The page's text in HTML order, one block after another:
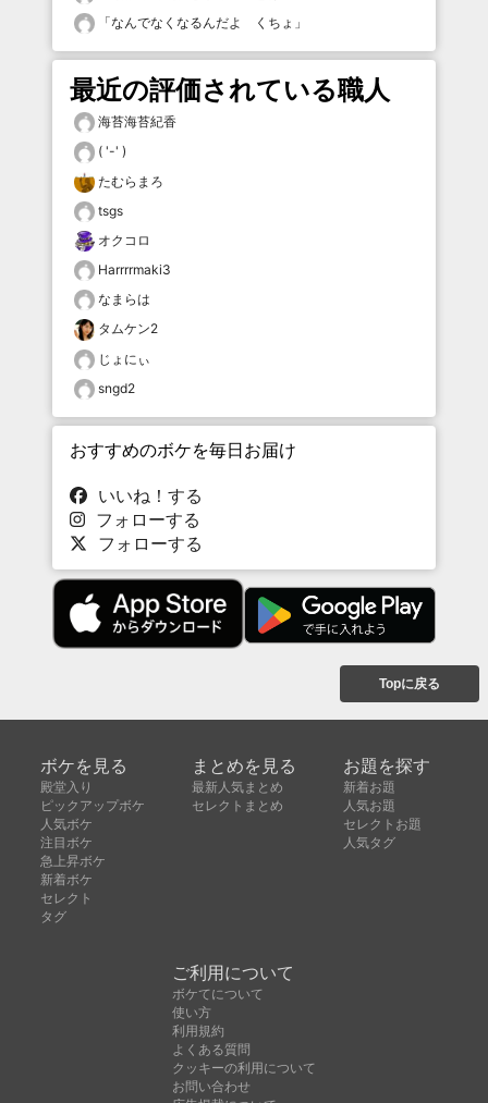
「なんでなくなるんだよ くちょ 」
最近の評価されている職人
海苔海苔紀香
( '-' )
たむらまろ
tsgs
オクコロ
Harrrrmaki3
なまらは
タムケン2
じょにぃ
sngd2
おすすめのボケを毎日お届け
いいね！する
フォローする
フォローする
Topに戻る
ボケを見る
殿堂入り
ピックアップボケ
人気ボケ
注目ボケ
急上昇ボケ
新着ボケ
セレクト
タグ
まとめを見る
最新人気まとめ
セレクトまとめ
お題を探す
新着お題
人気お題
セレクトお題
人気タグ
ご利用について
ボケてについて
使い方
利用規約
よくある質問
クッキーの利用について
お問い合わせ